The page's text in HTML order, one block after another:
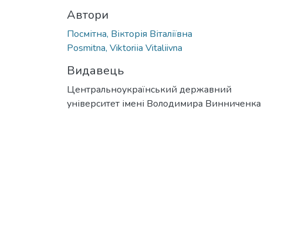
Автори
Посмітна, Вікторія Віталіївна
Posmitna, Viktoriіa Vitalіivna
Видавець
Центральноукраїнський державний
університет імені Володимира Винниченка